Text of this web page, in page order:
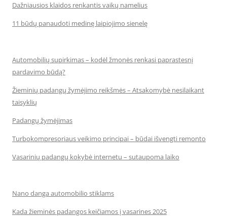
Dažniausios klaidos renkantis vaikų namelius
11 būdų panaudoti medinę laipiojimo sienelę
Automobilių supirkimas – kodėl žmonės renkasi paprastesnį
pardavimo būdą?
Žieminių padangų žymėjimo reikšmės – Atsakomybė nesilaikant
taisyklių
Padangų žymėjimas
Turbokompresoriaus veikimo principai – būdai išvengti remonto
Vasarinių padangų kokybė internetu – sutaupoma laiko
Nano danga automobilio stiklams
Kada žieminės padangos keičiamos į vasarines 2025